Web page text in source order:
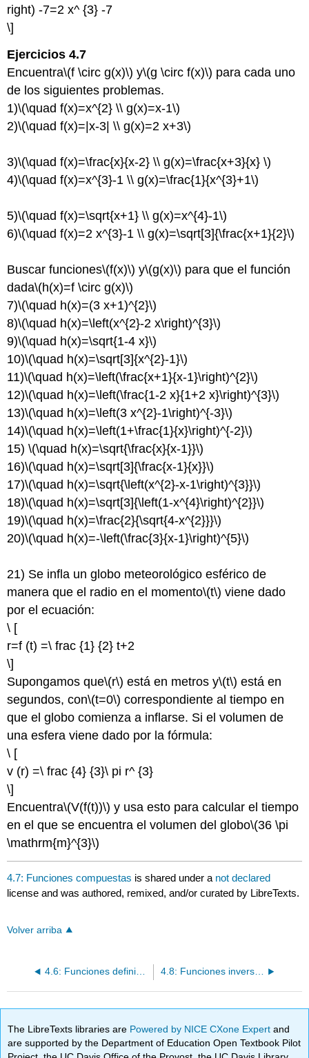
right) -7=2 x^ {3} -7
\]
Ejercicios 4.7
Encuentra\(f \circ g(x)\) y\(g \circ f(x)\) para cada uno
de los siguientes problemas.
1)\(\quad f(x)=x^{2} \\ g(x)=x-1\)
2)\(\quad f(x)=|x-3| \\ g(x)=2 x+3\)
3)\(\quad f(x)=\frac{x}{x-2} \\ g(x)=\frac{x+3}{x} \)
4)\(\quad f(x)=x^{3}-1 \\ g(x)=\frac{1}{x^{3}+1\)
5)\(\quad f(x)=\sqrt{x+1} \\ g(x)=x^{4}-1\)
6)\(\quad f(x)=2 x^{3}-1 \\ g(x)=\sqrt[3]{\frac{x+1}{2}\)
Buscar funciones\(f(x)\) y\(g(x)\) para que el función
dada\(h(x)=f \circ g(x)\)
7)\(\quad h(x)=(3 x+1)^{2}\)
8)\(\quad h(x)=\left(x^{2}-2 x\right)^{3}\)
9)\(\quad h(x)=\sqrt{1-4 x}\)
10)\(\quad h(x)=\sqrt[3]{x^{2}-1}\)
11)\(\quad h(x)=\left(\frac{x+1}{x-1}\right)^{2}\)
12)\(\quad h(x)=\left(\frac{1-2 x}{1+2 x}\right)^{3}\)
13)\(\quad h(x)=\left(3 x^{2}-1\right)^{-3}\)
14)\(\quad h(x)=\left(1+\frac{1}{x}\right)^{-2}\)
15)\(\quad h(x)=\sqrt{\frac{x}{x-1}}\)
16)\(\quad h(x)=\sqrt[3]{\frac{x-1}{x}}\)
17)\(\quad h(x)=\sqrt{\left(x^{2}-x-1\right)^{3}}\)
18)\(\quad h(x)=\sqrt[3]{\left(1-x^{4}\right)^{2}}\)
19)\(\quad h(x)=\frac{2}{\sqrt{4-x^{2}}}\)
20)\(\quad h(x)=-\left(\frac{3}{x-1}\right)^{5}\)
21) Se infla un globo meteorológico esférico de
manera que el radio en el momento\(t\) viene dado
por el ecuación:
\ [
r=f (t) =\ frac {1} {2} t+2
\]
Supongamos que\(r\) está en metros y\(t\) está en
segundos, con\(t=0\) correspondiente al tiempo en
que el globo comienza a inflarse. Si el volumen de
una esfera viene dado por la fórmula:
\ [
v (r) =\ frac {4} {3}\ pi r^ {3}
\]
Encuentra\(V(f(t))\) y usa esto para calcular el tiempo
en el que se encuentra el volumen del globo\(36 \pi
\mathrm{m}^{3}\)
4.7: Funciones compuestas is shared under a not declared
license and was authored, remixed, and/or curated by LibreTexts.
Volver arriba
4.6: Funciones definidas a trozos 4.8: Funciones inversas
The LibreTexts libraries are Powered by NICE CXone Expertand
are supported by the Department of Education Open Textbook Pilot